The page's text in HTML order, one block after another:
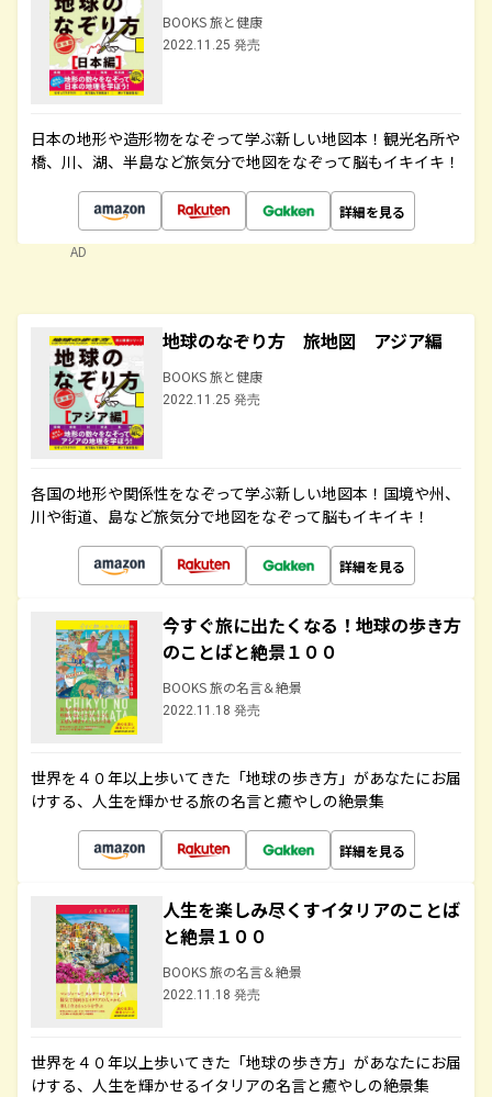
BOOKS 旅と健康
2022.11.25 発売
日本の地形や造形物をなぞって学ぶ新しい地図本！観光名所や
橋、川、湖、半島など旅気分で地図をなぞって脳もイキイキ！
詳細を見る
AD
地球のなぞり方 旅地図 アジア編
BOOKS 旅と健康
2022.11.25 発売
各国の地形や関係性をなぞって学ぶ新しい地図本！国境や州、
川や街道、島など旅気分で地図をなぞって脳もイキイキ！
詳細を見る
今すぐ旅に出たくなる！地球の歩き方
のことばと絶景１００
BOOKS 旅の名言＆絶景
2022.11.18 発売
世界を４０年以上歩いてきた「地球の歩き方」があなたにお届
けする、人生を輝かせる旅の名言と癒やしの絶景集
詳細を見る
人生を楽しみ尽くすイタリアのことば
と絶景１００
BOOKS 旅の名言＆絶景
2022.11.18 発売
世界を４０年以上歩いてきた「地球の歩き方」があなたにお届
けする、人生を輝かせるイタリアの名言と癒やしの絶景集